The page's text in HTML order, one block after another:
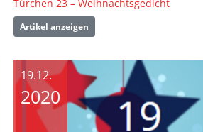
Türchen 23 – Weihnachtsgedicht
Artikel anzeigen
19.12.
2020